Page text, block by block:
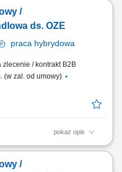
ofert i
relacji z klientami.
/
ds. OZE
praca hybrydowa
zlecenie / kontrakt B2B
(w zal. od umowy)
pokaż opis
rozwiązań z obszaru
ofert i
/